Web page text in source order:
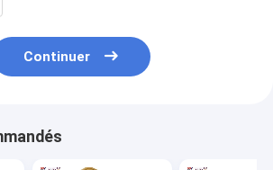
Continuer